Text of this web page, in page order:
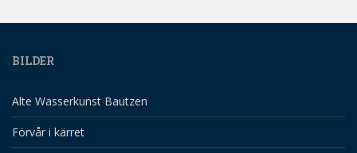
BILDER
Alte Wasserkunst Bautzen
Förvår i kärret